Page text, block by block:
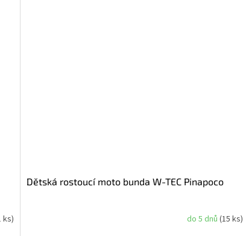
ks)
Dětská rostoucí moto bunda W-TEC Pinapoco
do 5 dnů (15 ks)